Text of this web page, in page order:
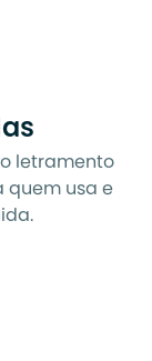
letramento
quem usa e